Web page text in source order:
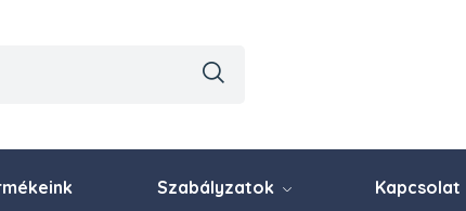
Szabályzatok Kapcsolat